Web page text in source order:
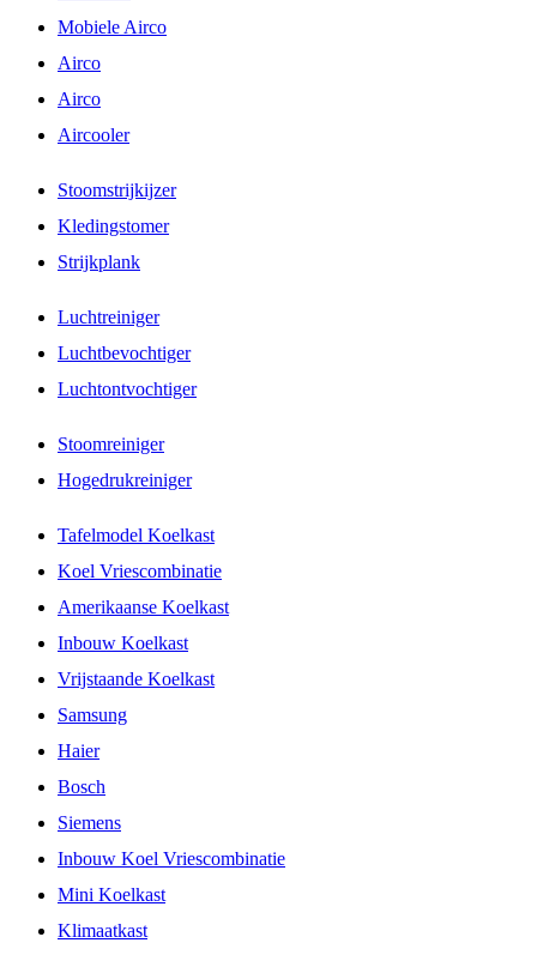
Mobiele Airco
Airco
Airco
Aircooler
Stoomstrijkijzer
Kledingstomer
Strijkplank
Luchtreiniger
Luchtbevochtiger
Luchtontvochtiger
Stoomreiniger
Hogedrukreiniger
Tafelmodel Koelkast
Koel Vriescombinatie
Amerikaanse Koelkast
Inbouw Koelkast
Vrijstaande Koelkast
Samsung
Haier
Bosch
Siemens
Inbouw Koel Vriescombinatie
Mini Koelkast
Klimaatkast